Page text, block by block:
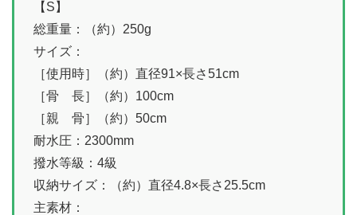
【S】
総重量：（約）250g
サイズ：
［使用時］（約）直径91×長さ51cm
［骨 長］（約）100cm
［親 骨］（約）50cm
耐水圧：2300mm
撥水等級：4級
収納サイズ：（約）直径4.8×長さ25.5cm
主素材：